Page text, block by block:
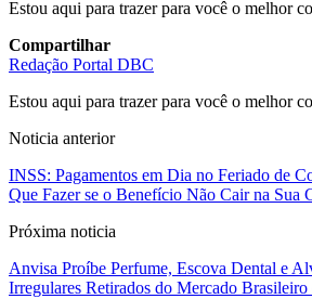
Estou aqui para trazer para você o melhor
Compartilhar
Redação Portal DBC
Estou aqui para trazer para você o melhor
Noticia anterior
INSS: Pagamentos em Dia no Feriado de
Que Fazer se o Benefício Não Cair na Sua
Próxima noticia
Anvisa Proíbe Perfume, Escova Dental e
Irregulares Retirados do Mercado